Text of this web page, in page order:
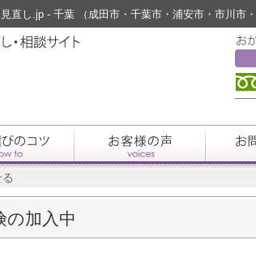
し.jp - 千葉 （成田市・千葉市・浦安市・市川市・
の加入中